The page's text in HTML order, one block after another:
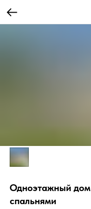
Одноэтажный дом
спальнями